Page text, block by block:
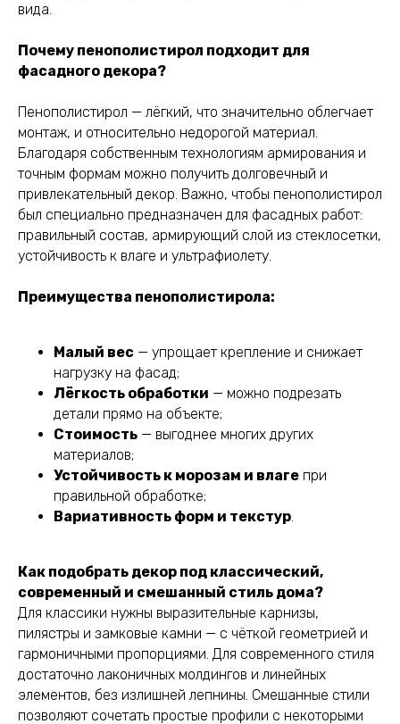
вида.
Почему пенополистирол подходит для
фасадного декора?
Пенополистирол — лёгкий, что значительно облегчает
монтаж, и относительно недорогой материал.
Благодаря собственным технологиям армирования и
точным формам можно получить долговечный и
привлекательный декор. Важно, чтобы пенополистирол
был специально предназначен для фасадных работ:
правильный состав, армирующий слой из стеклосетки,
устойчивость к влаге и ультрафиолету.
Преимущества пенополистирола:
Малый вес — упрощает крепление и снижает
нагрузку на фасад;
Лёгкость обработки — можно подрезать
детали прямо на объекте;
Стоимость — выгоднее многих других
материалов;
Устойчивость к морозам и влаге при
правильной обработке;
Вариативность форм и текстур.
Как подобрать декор под классический,
современный и смешанный стиль дома?
Для классики нужны выразительные карнизы,
пилястры и замковые камни — с чёткой геометрией и
гармоничными пропорциями. Для современного стиля
достаточно лаконичных молдингов и линейных
элементов, без излишней лепнины. Смешанные стили
позволяют сочетать простые профили с некоторыми